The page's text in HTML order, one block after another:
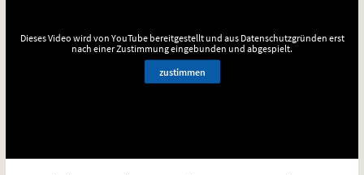
Dieses Video wird von YouTube bereitgestellt und aus Datenschutzgründen erst
nach einer Zustimmung eingebunden und abgespielt.
zustimmen